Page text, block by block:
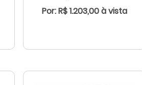
Por: R$ 1.203,00 à vista